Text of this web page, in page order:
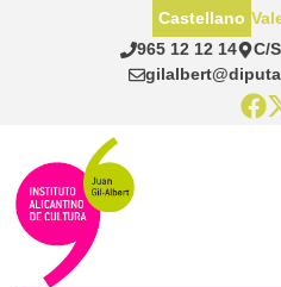
965 12 12 14
C/
Castellano